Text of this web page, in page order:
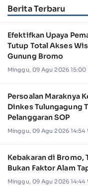
Berita Terbaru
Efektifkan Upaya
Tutup Total Akses
Gunung Bromo
Minggu, 09 Agu 2026 15:00
Persoalan Maraknya
Dinkes Tulungagung
Pelanggaran SOP
Minggu, 09 Agu 2026 14:54
Kebakaran di Bromo,
Bukan Faktor Alam
Minggu, 09 Agu 2026 14:44